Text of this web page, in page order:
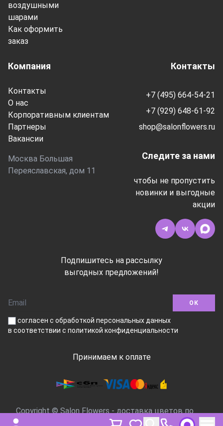
Компания
Контакты
О нас
Корпоративным клиентам
Партнеры
Вакансии
Москва Большая
Переяславская, дом 11
воздушными
шарами
Как оформить
заказ
Контакты
+7 (495) 664-54-21
+7 (929) 648-61-92
shop@salonflowers.ru
Следите за нами
чтобы не пропустить
новинки и выгодные
акции
Подпишитесь на рассылку
выгодных предложений!
ОК
согласен с обработкой персональных данных
в соответствии с политикой конфиденциальности
Принимаем к оплате
Copyright © Salon Flowers - доставка цветов по
Москве, 2016-2026.Все права защищены.